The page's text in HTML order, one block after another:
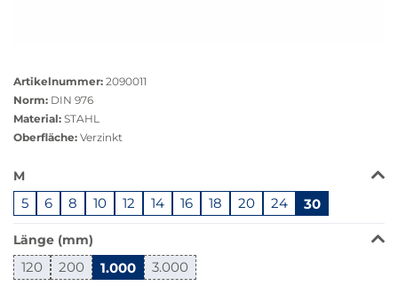
anzeigen
Artikelnummer: 2090011
Norm: DIN 976
Material: STAHL
Oberfläche: Verzinkt
Das
ist
in
dieser
Variante
nicht
M
5 6 8 10 12 14 16 18 20 24 30
Länge (mm)
120 200 1.000 3.000